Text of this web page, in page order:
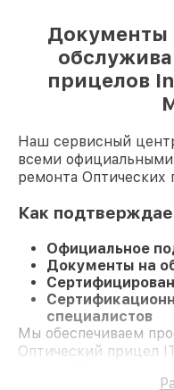
Документы
прицелов
Наш сервисный
всеми
ремонта
Как
Официальное
Документы на
специалистов
Мы обеспечиваем
Оптический прицел